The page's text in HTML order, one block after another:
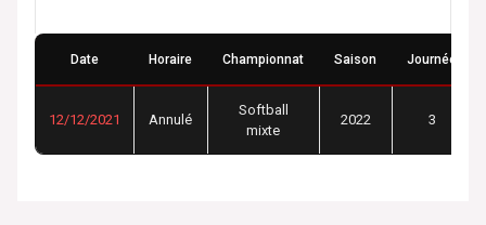
Date Horaire Championnat Saison Journée
12/12/2021 Annulé
Softball
mixte
2022 3